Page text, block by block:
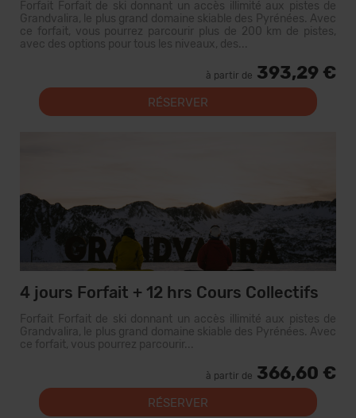
Forfait Forfait de ski donnant un accès illimité aux pistes de
Grandvalira, le plus grand domaine skiable des Pyrénées. Avec
ce forfait, vous pourrez parcourir plus de 200 km de pistes,
avec des options pour tous les niveaux, des...
à partir de 393,29 €
RÉSERVER
4 jours Forfait + 12 hrs Cours Collectifs
Forfait Forfait de ski donnant un accès illimité aux pistes de
Grandvalira, le plus grand domaine skiable des Pyrénées. Avec
ce forfait, vous pourrez parcourir...
à partir de 366,60 €
RÉSERVER